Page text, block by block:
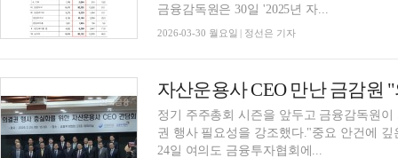
금융감독원은 30일 '2025년 자...
2026-03-30 월요일 | 정선은 기자
정기 주주총회 시즌을 앞두고 금융감독원이 자산운용사 CEO(최고경영자)에게 적극적인 의결
권 행사 필요성을 강조했다."중요 안건에
24일 여의도 금융투자협회에...